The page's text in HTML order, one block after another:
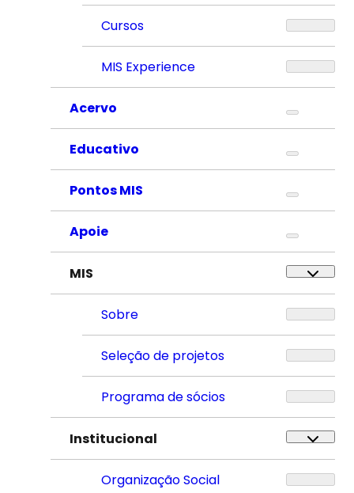
Cursos
MIS Experience
Acervo
Educativo
Pontos MIS
Apoie
MIS
Sobre
Seleção de projetos
Programa de sócios
Institucional
Organização Social